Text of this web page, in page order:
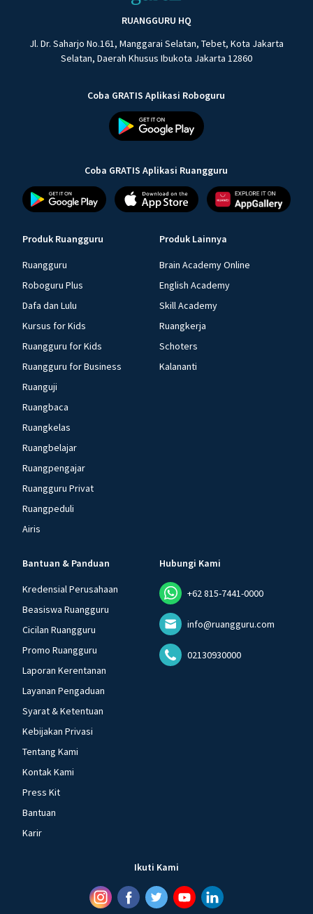
RUANGGURU HQ
Jl. Dr. Saharjo No.161, Manggarai Selatan, Tebet, Kota Jakarta
Selatan, Daerah Khusus Ibukota Jakarta 12860
Coba GRATIS Aplikasi Roboguru
Coba GRATIS Aplikasi Ruangguru
Produk Ruangguru
Ruangguru
Roboguru Plus
Dafa dan Lulu
Kursus for Kids
Ruangguru for Kids
Ruangguru for Business
Ruanguji
Ruangbaca
Ruangkelas
Ruangbelajar
Ruangpengajar
Ruangguru Privat
Ruangpeduli
Airis
Produk Lainnya
Brain Academy Online
English Academy
Skill Academy
Ruangkerja
Schoters
Kalananti
Bantuan & Panduan
Kredensial Perusahaan
Beasiswa Ruangguru
Cicilan Ruangguru
Promo Ruangguru
Laporan Kerentanan
Layanan Pengaduan
Syarat & Ketentuan
Kebijakan Privasi
Tentang Kami
Kontak Kami
Press Kit
Bantuan
Karir
Hubungi Kami
+62 815-7441-0000
info@ruangguru.com
02130930000
Ikuti Kami